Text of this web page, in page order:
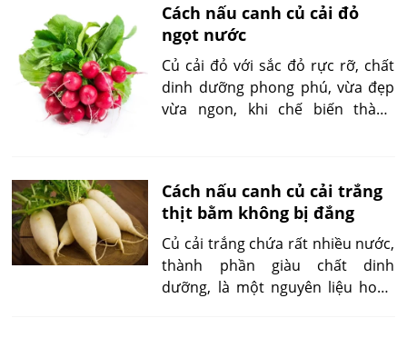
của hải sản cùng với độ giòn giòn
của củ mài, tạo nên một bữa ăn
hấp dẫn đầy dinh dưỡng.
Cách nấu canh củ cải đỏ
ngọt nước
Củ cải đỏ với sắc đỏ rực rỡ, chất
dinh dưỡng phong phú, vừa đẹp
vừa ngon, khi chế biến thành
giản dễ dàng đáp ứng được sự
mong đợi về hương vị cũng như
chất lượng.
Cách nấu canh củ cải trắng
thịt bằm không bị đắng
Củ cải trắng chứa rất nhiều nước,
thành phần giàu chất dinh
dưỡng, là một nguyên liệu hoàn